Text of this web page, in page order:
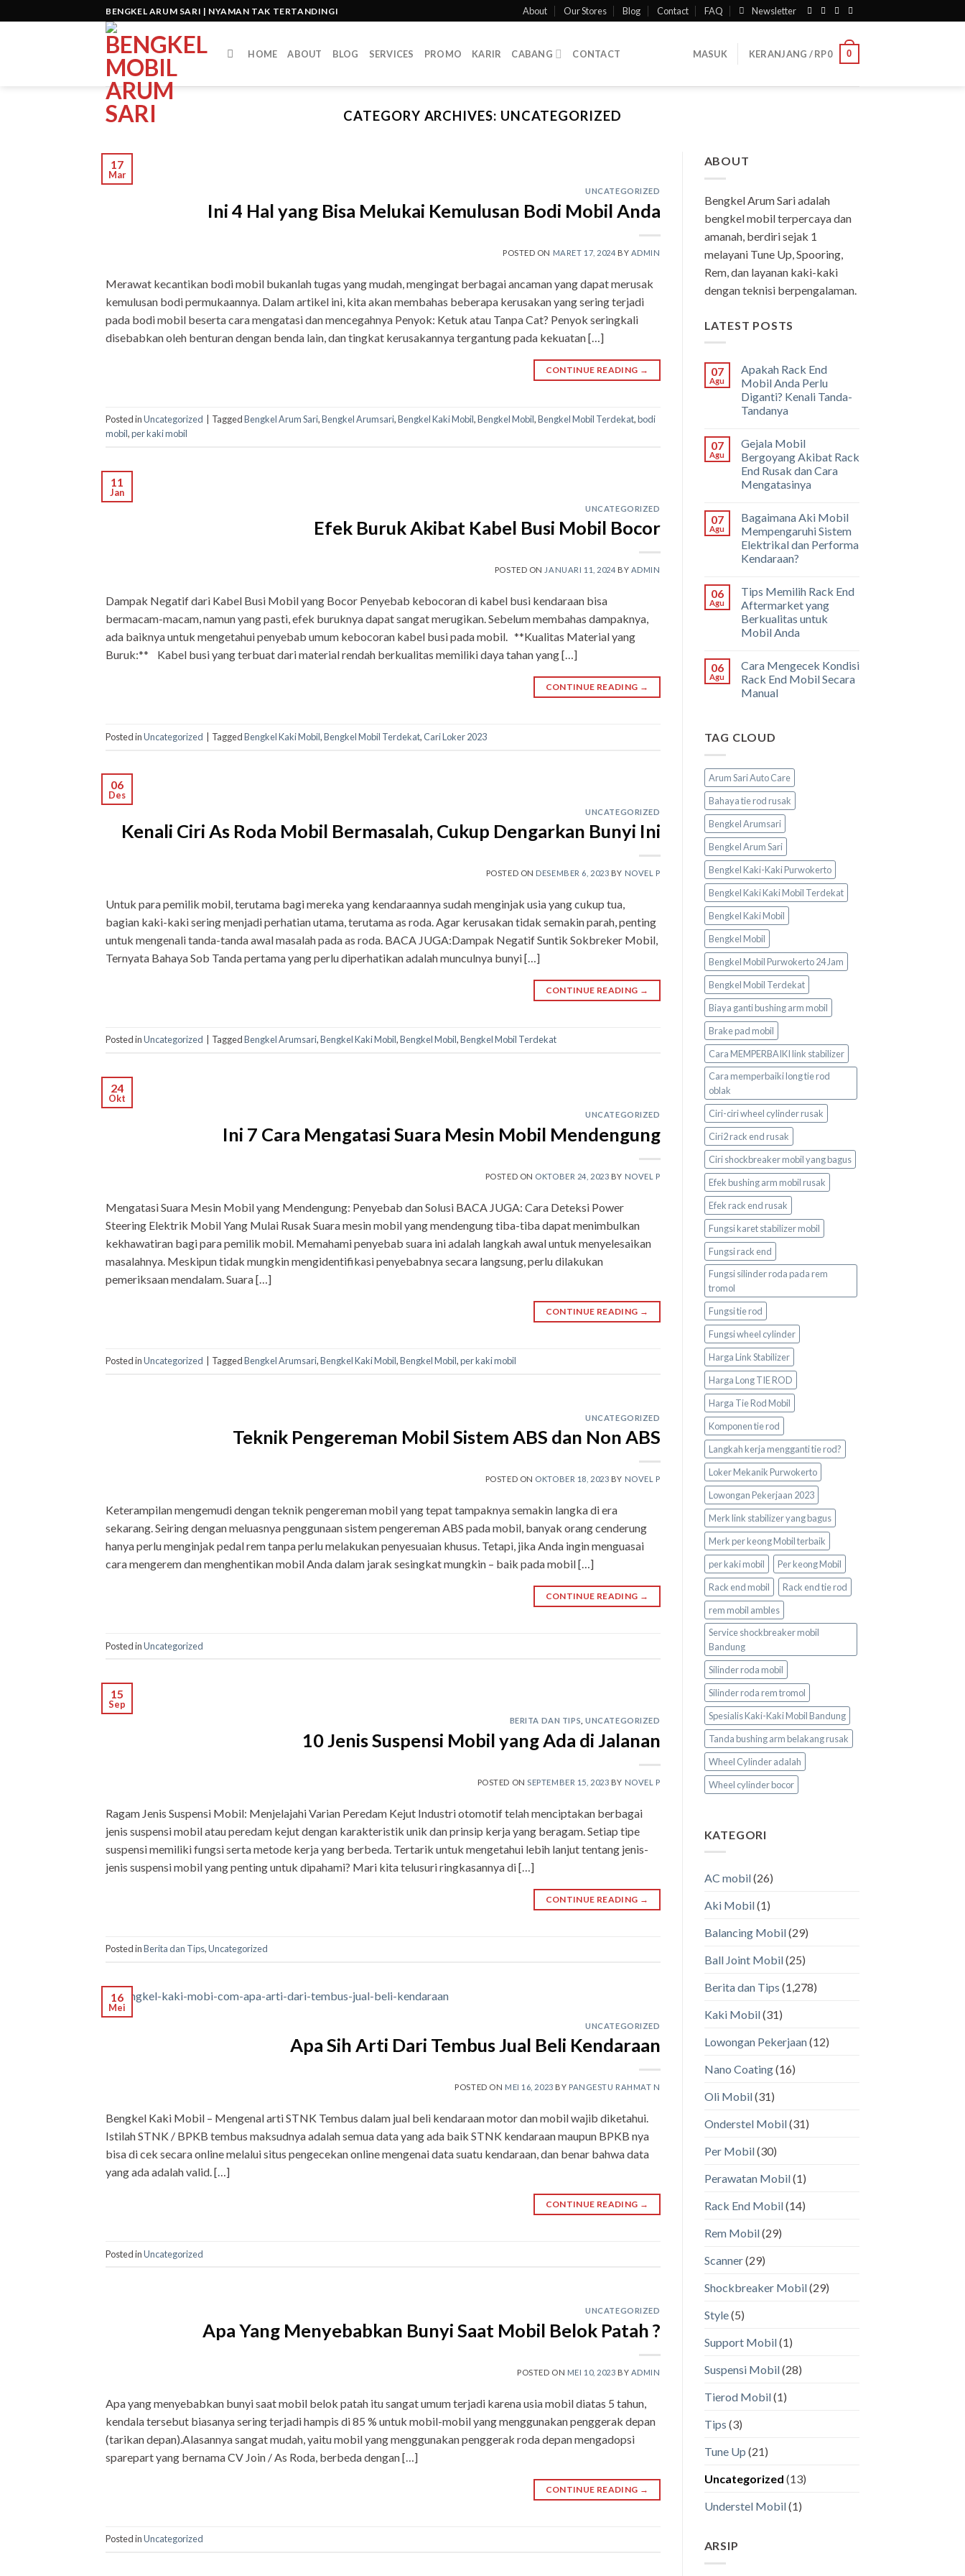
to
BENGKEL ARUM SARI | NYAMAN TAK TERTANDINGI About Our Stores Blog Contact FAQ Newsletter
HOME ABOUT BLOG SERVICES PROMO KARIR CABANG CONTACT MASUK KERANJANG /RP0 0
CATEGORY ARCHIVES: UNCATEGORIZED
17
Mar
UNCATEGORIZED
Ini 4 Hal yang Bisa Melukai Kemulusan Bodi Mobil Anda
POSTED ON MARET 17, 2024 BY ADMIN
Merawat kecantikan bodi mobil bukanlah tugas yang mudah, mengingat berbagai ancaman yang dapat merusak
kemulusan bodi permukaannya. Dalam artikel ini, kita akan membahas beberapa kerusakan yang sering terjadi
pada bodi mobil beserta cara mengatasi dan mencegahnya Penyok: Ketuk atau Tanpa Cat? Penyok seringkali
disebabkan oleh benturan dengan benda lain, dan tingkat kerusakannya tergantung pada kekuatan […]
CONTINUE READING →
Posted inUncategorized TaggedBengkel Arum Sari,Bengkel Arumsari,Bengkel Kaki Mobil,Bengkel Mobil,Bengkel Mobil Terdekat,bodi
mobil,per kaki mobil
11
Jan
UNCATEGORIZED
Efek Buruk Akibat Kabel Busi Mobil Bocor
POSTED ON JANUARI 11, 2024 BY ADMIN
Dampak Negatif dari Kabel Busi Mobil yang Bocor Penyebab kebocoran di kabel busi kendaraan bisa
bermacam-macam, namun yang pasti, efek buruknya dapat sangat merugikan. Sebelum membahas dampaknya,
ada baiknya untuk mengetahui penyebab umum kebocoran kabel busi pada mobil. **Kualitas Material yang
Buruk:** Kabel busi yang terbuat dari material rendah berkualitas memiliki daya tahan yang […]
CONTINUE READING →
Posted inUncategorized TaggedBengkel Kaki Mobil,Bengkel Mobil Terdekat,Cari Loker 2023
06
Des
UNCATEGORIZED
Kenali Ciri As Roda Mobil Bermasalah, Cukup Dengarkan Bunyi Ini
POSTED ON DESEMBER 6, 2023 BY NOVEL P
Untuk para pemilik mobil, terutama bagi mereka yang kendaraannya sudah menginjak usia yang cukup tua,
bagian kaki-kaki sering menjadi perhatian utama, terutama as roda. Agar kerusakan tidak semakin parah, penting
untuk mengenali tanda-tanda awal masalah pada as roda. BACA JUGA:Dampak Negatif Suntik Sokbreker Mobil,
Ternyata Bahaya Sob Tanda pertama yang perlu diperhatikan adalah munculnya bunyi […]
CONTINUE READING →
Posted inUncategorized TaggedBengkel Arumsari,Bengkel Kaki Mobil,Bengkel Mobil,Bengkel Mobil Terdekat
24
Okt
UNCATEGORIZED
Ini 7 Cara Mengatasi Suara Mesin Mobil Mendengung
POSTED ON OKTOBER 24, 2023 BY NOVEL P
Mengatasi Suara Mesin Mobil yang Mendengung: Penyebab dan Solusi BACA JUGA: Cara Deteksi Power
Steering Elektrik Mobil Yang Mulai Rusak Suara mesin mobil yang mendengung tiba-tiba dapat menimbulkan
kekhawatiran bagi para pemilik mobil. Memahami penyebab suara ini adalah langkah awal untuk menyelesaikan
masalahnya. Meskipun tidak mungkin mengidentifikasi penyebabnya secara langsung, perlu dilakukan
pemeriksaan mendalam. Suara […]
CONTINUE READING →
Posted inUncategorized TaggedBengkel Arumsari,Bengkel Kaki Mobil,Bengkel Mobil,per kaki mobil
UNCATEGORIZED
Teknik Pengereman Mobil Sistem ABS dan Non ABS
POSTED ON OKTOBER 18, 2023 BY NOVEL P
Keterampilan mengemudi dengan teknik pengereman mobil yang tepat tampaknya semakin langka di era
sekarang. Seiring dengan meluasnya penggunaan sistem pengereman ABS pada mobil, banyak orang cenderung
hanya perlu menginjak pedal rem tanpa perlu melakukan penyesuaian khusus. Tetapi, jika Anda ingin menguasai
cara mengerem dan menghentikan mobil Anda dalam jarak sesingkat mungkin – baik pada mobil […]
CONTINUE READING →
Posted inUncategorized
15
Sep
BERITA DAN TIPS ,UNCATEGORIZED
10 Jenis Suspensi Mobil yang Ada di Jalanan
POSTED ONSEPTEMBER 15, 2023 BY NOVEL P
Ragam Jenis Suspensi Mobil: Menjelajahi Varian Peredam Kejut Industri otomotif telah menciptakan berbagai
jenis suspensi mobil atau peredam kejut dengan karakteristik unik dan prinsip kerja yang beragam. Setiap tipe
suspensi memiliki fungsi serta metode kerja yang berbeda. Tertarik untuk mengetahui lebih lanjut tentang jenis-
jenis suspensi mobil yang penting untuk dipahami? Mari kita telusuri ringkasannya di […]
CONTINUE READING →
Posted inBerita dan Tips,Uncategorized
16
Mei
UNCATEGORIZED
Apa Sih Arti Dari Tembus Jual Beli Kendaraan
POSTED ON MEI 16, 2023 BY PANGESTU RAHMAT N
Bengkel Kaki Mobil – Mengenal arti STNK Tembus dalam jual beli kendaraan motor dan mobil wajib diketahui.
Istilah STNK / BPKB tembus maksudnya adalah semua data yang ada baik STNK kendaraan maupun BPKB nya
bisa di cek secara online melalui situs pengecekan online mengenai data suatu kendaraan, dan benar bahwa data
yang ada adalah valid. […]
CONTINUE READING →
Posted inUncategorized
UNCATEGORIZED
Apa Yang Menyebabkan Bunyi Saat Mobil Belok Patah ?
POSTED ON MEI 10, 2023 BY ADMIN
Apa yang menyebabkan bunyi saat mobil belok patah itu sangat umum terjadi karena usia mobil diatas 5 tahun,
kendala tersebut biasanya sering terjadi hampis di 85 % untuk mobil-mobil yang menggunakan penggerak depan
(tarikan depan).Alasannya sangat mudah, yaitu mobil yang menggunakan penggerak roda depan mengadopsi
sparepart yang bernama CV Join / As Roda, berbeda dengan […]
CONTINUE READING →
Posted inUncategorized
ABOUT
Bengkel Arum Sari adalah
bengkel mobil terpercaya dan
amanah, berdiri sejak 1
melayani Tune Up, Spooring,
Rem, dan layanan kaki-kaki
dengan teknisi berpengalaman.
LATEST POSTS
07
Agu
Apakah Rack End
Mobil Anda Perlu
Diganti? Kenali Tanda-
Tandanya
07
Agu
Gejala Mobil
Bergoyang Akibat Rack
End Rusak dan Cara
Mengatasinya
07
Agu
Bagaimana Aki Mobil
Mempengaruhi Sistem
Elektrikal dan Performa
Kendaraan?
06
Agu
Tips Memilih Rack End
Aftermarket yang
Berkualitas untuk
Mobil Anda
06
Agu
Cara Mengecek Kondisi
Rack End Mobil Secara
Manual
TAG CLOUD
Arum Sari Auto Care
Bahaya tie rod rusak
Bengkel Arumsari
Bengkel Arum Sari
Bengkel Kaki-Kaki Purwokerto
Bengkel Kaki Kaki Mobil Terdekat
Bengkel Kaki Mobil
Bengkel Mobil
Bengkel Mobil Purwokerto 24 Jam
Bengkel Mobil Terdekat
Biaya ganti bushing arm mobil
Brake pad mobil
Cara MEMPERBAIKI link stabilizer
Cara memperbaiki long tie rod
oblak
Ciri-ciri wheel cylinder rusak
Ciri2 rack end rusak
Ciri shockbreaker mobil yang bagus
Efek bushing arm mobil rusak
Efek rack end rusak
Fungsi karet stabilizer mobil
Fungsi rack end
Fungsi silinder roda pada rem
tromol
Fungsi tie rod
Fungsi wheel cylinder
Harga Link Stabilizer
Harga Long TIE ROD
Harga Tie Rod Mobil
Komponen tie rod
Langkah kerja mengganti tie rod?
Loker Mekanik Purwokerto
Lowongan Pekerjaan 2023
Merk link stabilizer yang bagus
Merk per keong Mobil terbaik
per kaki mobil
Per keong Mobil
Rack end mobil
Rack end tie rod
rem mobil ambles
Service shockbreaker mobil
Bandung
Silinder roda mobil
Silinder roda rem tromol
Spesialis Kaki-Kaki Mobil Bandung
Tanda bushing arm belakang rusak
Wheel Cylinder adalah
Wheel cylinder bocor
KATEGORI
AC mobil(26)
Aki Mobil(1)
Balancing Mobil(29)
Ball Joint Mobil(25)
Berita dan Tips (1,278)
Kaki Mobil(31)
Lowongan Pekerjaan(12)
Nano Coating(16)
Oli Mobil(31)
Onderstel Mobil(31)
Per Mobil(30)
Perawatan Mobil(1)
Rack End Mobil(14)
Rem Mobil(29)
Scanner(29)
Shockbreaker Mobil(29)
Style(5)
Support Mobil(1)
Suspensi Mobil(28)
Tierod Mobil(1)
Tips (3)
Tune Up (21)
Uncategorized (13)
Understel Mobil(1)
ARSIP